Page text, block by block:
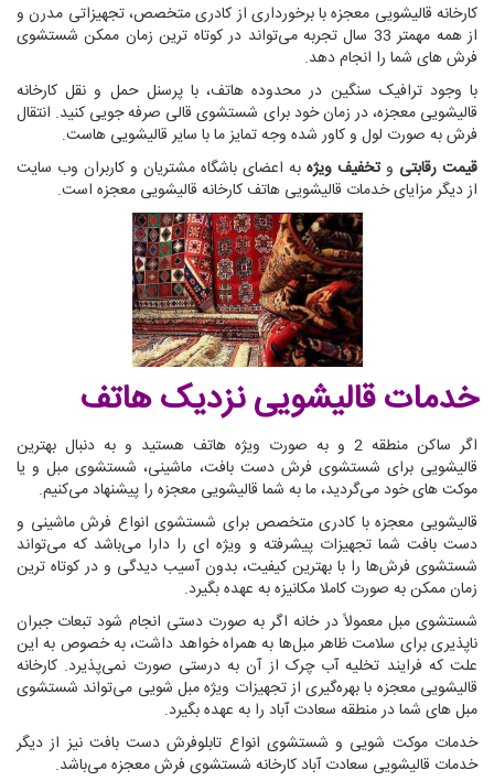
کارخانه قالیشویی معجزه با برخورداری از کادری متخصص، تجهیزاتی مدرن و
از همه مهمتر 33 سال تجربه می‌تواند در کوتاه ترین زمان ممکن شستشوی
فرش های شما را انجام دهد.
با وجود ترافیک سنگین در محدوده هاتف، با پرسنل حمل و نقل کارخانه
قالیشویی معجزه، در زمان خود برای شستشوی قالی صرفه جویی کنید. انتقال
فرش به صورت لول و کاور شده وجه تمایز ما با سایر قالیشویی هاست.
قیمت رقابتی وتخفیف ویژه به اعضای باشگاه مشتریان و کاربران وب سایت
از دیگر مزایای خدمات قالیشویی هاتف کارخانه قالیشویی معجزه است.
خدمات قالیشویی نزدیک هاتف
اگر ساکن منطقه 2 و به صورت ویژه هاتف هستید و به دنبال بهترین
قالیشویی برای شستشوی فرش دست بافت، ماشینی، شستشوی مبل و یا
موکت های خود می‌گردید، ما به شما قالیشویی معجزه را پیشنهاد می‌کنیم.
قالیشویی معجزه با کادری متخصص برای شستشوی انواع فرش ماشینی و
دست بافت شما تجهیزات پیشرفته و ویژه ای را دارا می‌باشد که می‌تواند
شستشوی فرش‌ها را با بهترین کیفیت، بدون آسیب دیدگی و در کوتاه ترین
زمان ممکن به صورت کاملا مکانیزه به عهده بگیرد.
شستشوی مبل معمولاً در خانه اگر به صورت دستی انجام شود تبعات جبران
ناپذیری برای سلامت ظاهر مبل‌ها به همراه خواهد داشت، به خصوص به این
علت که فرایند تخلیه آب چرک از آن به درستی صورت نمی‌پذیرد. کارخانه
قالیشویی معجزه با بهره‌گیری از تجهیزات ویژه مبل شویی می‌تواند شستشوی
مبل های شما در منطقه سعادت آباد را به عهده بگیرد.
خدمات موکت شویی و شستشوی انواع تابلوفرش دست بافت نیز از دیگر
خدمات قالیشویی سعادت آباد کارخانه شستشوی فرش معجزه می‌باشد.